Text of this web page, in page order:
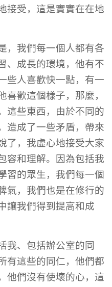
接受，這是實實在在地
，我們每一個人都有各
、成長的環境，他有不
些人喜歡快一點，有一
喜歡這個樣子，那麼，
這些東西，由於不同的
造成了一些矛盾，帶來
了，我虛心地接受大家
容和理解。因為包括我
習的眾生，我們每一個
氣，我們也是在修行的
讓我們得到提高和成
我、包括辦公室的同
有這些的同仁，他們都
他們沒有使壞的心，這